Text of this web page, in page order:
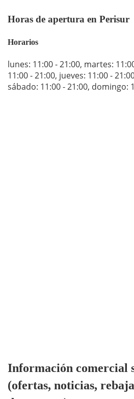
Horas de apertura en Perisur
Horarios
lunes: 11:00 - 21:00, martes:
11:00 - 21:00, jueves: 11:00 -
sábado: 11:00 - 21:00, domingo:
Información comercial
(ofertas, noticias,